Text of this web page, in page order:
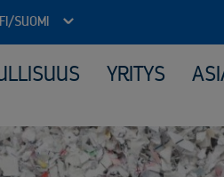
FI/SUOMI
Arkistojen tyhjennys ja
Autokierrätyspalvelut kunnille
YRITYS